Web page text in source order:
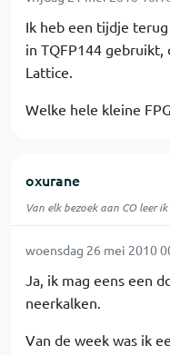
Ik heb een tijdje
in TQFP144 gebruikt,
Lattice.
Welke hele kleine
oxurane
Van elk bezoek aan CO leer ik
woensdag 26 mei 2010
Ja, ik mag eens een
neerkalken.
Van de week was ik